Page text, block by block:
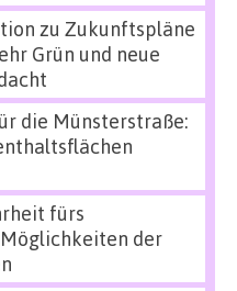
zu Zukunftspläne
Grün und neue
die Münsterstraße:
fürs
der